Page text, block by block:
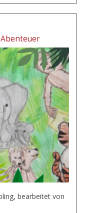
bearbeitet von